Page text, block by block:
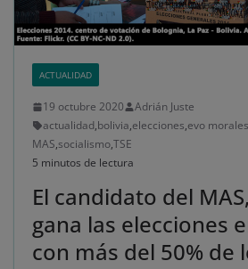
ACTUALIDAD
19 octubre 2020
Adrián Juste
actualidad,bolivia,elecciones,evo morales
MAS,socialismo,TSE
5 minutos de lectura
El candidato del
gana las elecciones
con más del 50% de